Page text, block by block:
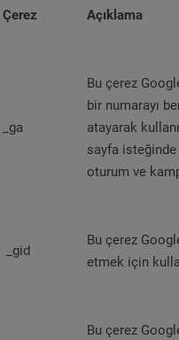
Çerez Açıklama
_ga
Bu çerez
bir numarayı
atayarak
sayfa
oturum ve
_gid
Bu çerez
etmek için
Bu çerez